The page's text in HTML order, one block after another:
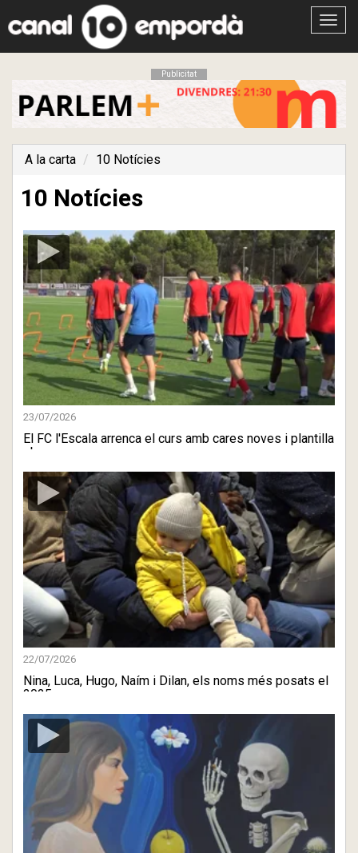
Obrir
Publicitat
A la carta 10 Notícies
10 Notícies
23/07/2026
El FC l'Escala arrenca el curs amb cares noves i plantilla
ober ...
22/07/2026
Nina, Luca, Hugo, Naím i Dilan, els noms més posats el
2025 a ...